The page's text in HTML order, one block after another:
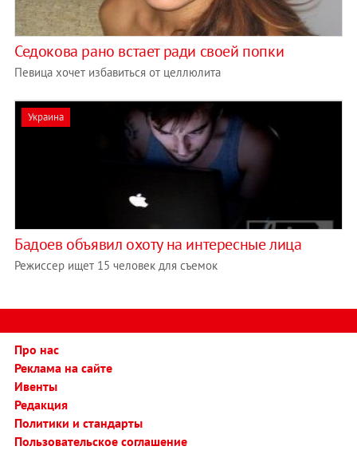
Седокова рано встает ради своей попки
Певица хочет избавиться от целлюлита
Украина
Бадоев объявил охоту на интересные лица
Режиссер ищет 15 человек для съемок
Про нас
Реклама на сайте
Ивенты
Редакция
Политики и стандарты
Пользовательское соглашение